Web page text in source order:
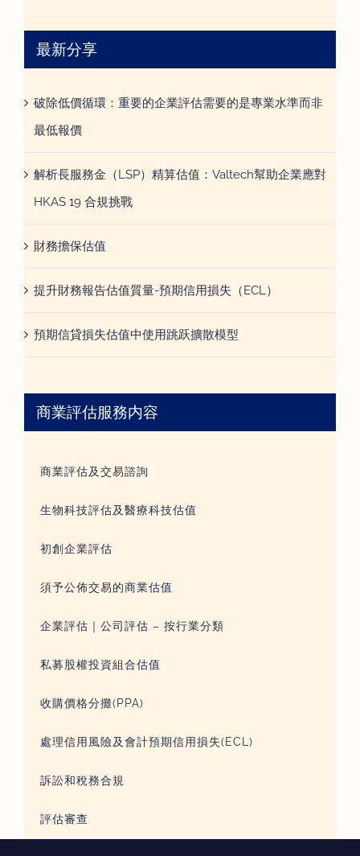
最新分享
破除低價循環：重要的企業評估需要的是專業水準而非
最低報價
解析長服務金（LSP）精算估值：Valtech幫助企業應對
HKAS 19 合規挑戰
財務擔保估值
提升財務報告估值質量-預期信用損失（ECL）
預期信貸損失估值中使用跳跃擴散模型
商業評估服務内容
商業評估及交易諮詢
生物科技評估及醫療科技估值
初創企業評估
須予公佈交易的商業估值
企業評估｜公司評估 – 按行業分類
私募股權投資組合估值
收購價格分攤(PPA)
處理信用風險及會計預期信用損失(ECL)
訴訟和稅務合規
評估審查